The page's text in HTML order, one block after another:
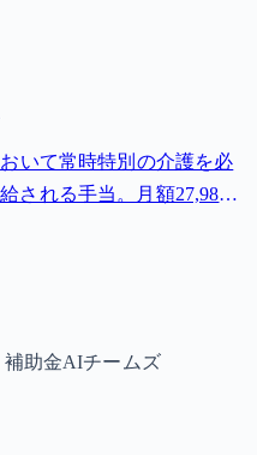
いて常時特別の介護を必
される手当。月額27,980
補助金AIチームズ